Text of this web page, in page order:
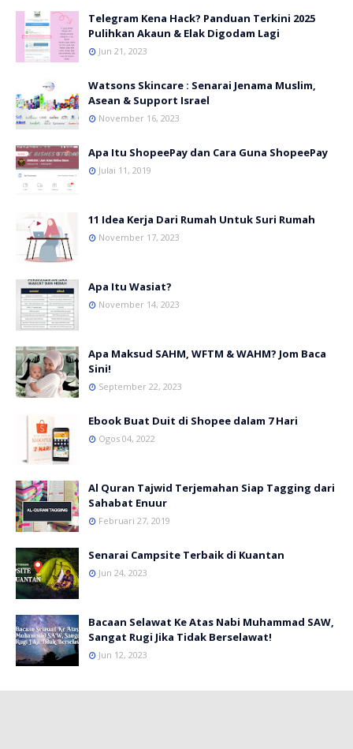
Telegram Kena Hack? Panduan Terkini 2025
Pulihkan Akaun & Elak Digodam Lagi
Jun 21, 2023
Watsons Skincare : Senarai Jenama Muslim,
Asean & Support Israel
November 16, 2023
Apa Itu ShopeePay dan Cara Guna ShopeePay
Julai 11, 2019
11 Idea Kerja Dari Rumah Untuk Suri Rumah
November 17, 2023
Apa Itu Wasiat?
November 14, 2023
Apa Maksud SAHM, WFTM & WAHM? Jom Baca
Sini!
September 22, 2023
Ebook Buat Duit di Shopee dalam 7 Hari
Ogos 04, 2022
Al Quran Tajwid Terjemahan Siap Tagging dari
Sahabat Enuur
Februari 27, 2019
Senarai Campsite Terbaik di Kuantan
Jun 24, 2023
Bacaan Selawat Ke Atas Nabi Muhammad SAW,
Sangat Rugi Jika Tidak Berselawat!
Jun 12, 2023